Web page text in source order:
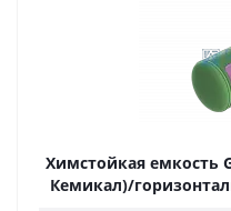
Химстойкая емкость
Кемикал)/